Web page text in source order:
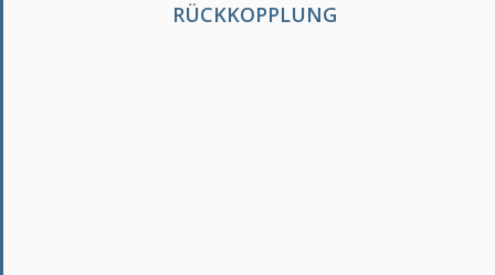
RÜCKKOPPLUNG